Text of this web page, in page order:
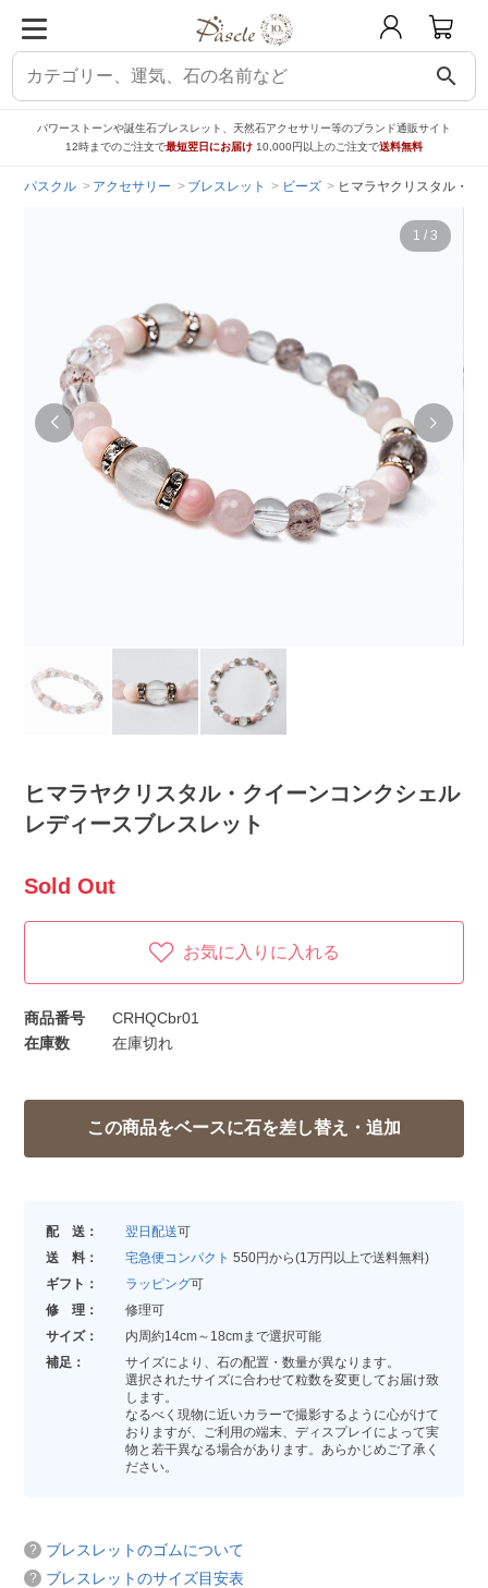
search
パワーストーンや誕生石ブレスレット、天然石アクセサリー等のブランド通販サイト
12時までのご注文で最短翌日にお届け 10,000円以上のご注文で送料無料
パスクル アクセサリー ブレスレット ビーズ ヒマラヤクリスタル・
1 / 3
ヒマラヤクリスタル・クイーンコンクシェル
レディースブレスレット
Sold Out
お気に入りに入れる
商品番号
CRHQCbr01
在庫数
在庫切れ
配 送： 翌日配送可
送 料：
宅急便コンパクト 550円から(1万円以上で送料無料)
ギフト：
ラッピング可
修 理：
修理可
サイズ：
内周約14cm～18cmまで選択可能
補足：
サイズにより、石の配置・数量が異なります。
選択されたサイズに合わせて粒数を変更してお届け致
します。
なるべく現物に近いカラーで撮影するように心がけて
おりますが、ご利用の端末、ディスプレイによって実
物と若干異なる場合があります。あらかじめご了承く
ださい。
ブレスレットのゴムについて
ブレスレットのサイズ目安表